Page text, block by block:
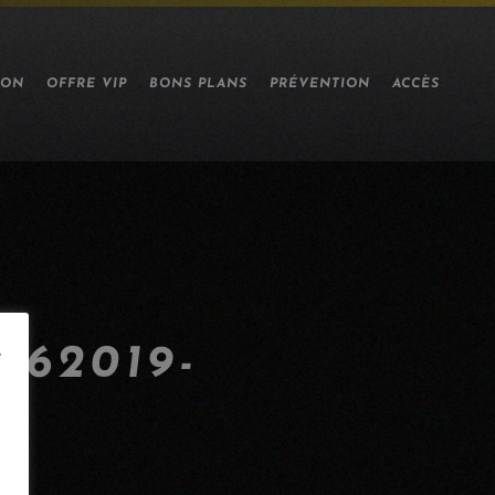
OFFRE VIP BONS PLANS PRÉVENTION ACCÈS